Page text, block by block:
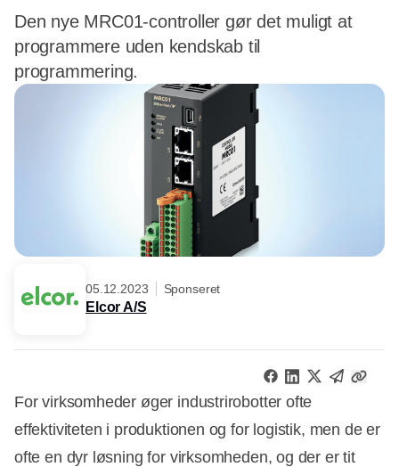
Den nye MRC01-controller gør det muligt at
programmere uden kendskab til
programmering.
05.12.2023 Sponseret
Elcor A/S
For virksomheder øger industrirobotter ofte
effektiviteten i produktionen og for logistik, men de er
ofte en dyr løsning for virksomheden, og der er tit